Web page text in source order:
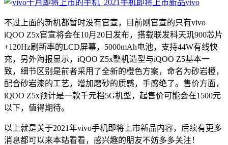
不过上面的新机都暂时没有官宣，目前刚官宣的只有vivo
iQOO Z5x官宣将会在10月20日发布，搭载联发科天玑900芯片
+120Hz刷新率的LCD屏幕，5000mAh电池，支持44W有线快
充，另外海报显示，iQOO Z5x整机造型与iQOO Z5基本一
致，细节区别是前者采用了全新的橙色方案，命名为砂岩橙，
配合砂岩漆的工艺，增加磨砂的质感，手感绝了。售价方面，
iQOO Z5x预计是一款千元档5G机型，起售价可能会在1500元
以下，值得期待。
以上就是关于2021年vivo手机即将上市新品内容，后续有更多
消息都可以来本站看看，感兴趣的朋友不妨多多关注！